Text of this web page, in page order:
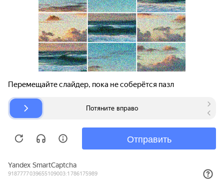
Поиск запчастей
Для автокомпаний
Авторазборки
О проекте
Помощь
Карта сайта
© bibinet.ru - система поиска запчастей,
Copyright 2010-2026 Все права защищены